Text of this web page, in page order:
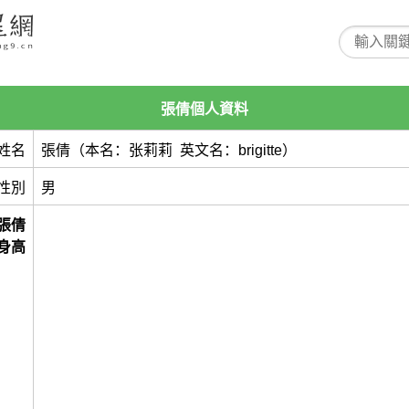
張倩個人資料
名 張倩（本名：张莉莉 英文名：brigitte）
別 男
倩
高